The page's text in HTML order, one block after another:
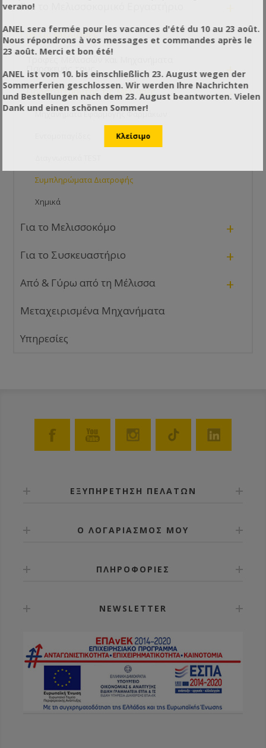
Για το Μελισσοκομικό Εργαστήριο
Για τις Μέλισσες -
Παρακευής τους +
Προστατεύοντας τις Μέλισσες -
Μηχανήματα Εφαρμογής Φαρμάκων
Συμπληρώματα Διατροφής
Χημικά
Για το Μελισσοκόμο +
Για το Συσκευαστήριο +
Από & Γύρω από τη Μέλισσα +
Μεταχειρισμένα Μηχανήματα
Υπηρεσίες
ΕΞΥΠΗΡΕΤΗΣΗ ΠΕΛΑΤΩΝ
Ο ΛΟΓΑΡΙΑΣΜΟΣ ΜΟΥ
ΠΛΗΡΟΦΟΡΙΕΣ
NEWSLETTER
verano!
ANEL sera fermée pour les vacances d'été du 10 au 23 août.
Nous répondrons à vos messages et commandes après le
23 août. Merci et bon été!
ANEL ist vom 10. bis einschließlich 23. August wegen der
Sommerferien geschlossen. Wir werden Ihre Nachrichten
und Bestellungen nach dem 23. August beantworten. Vielen
Dank und einen schönen Sommer!